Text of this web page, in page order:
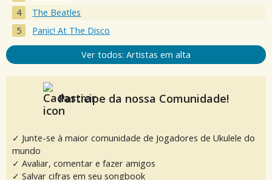
The Beatles
Panic! At The Disco
Ver todos: Artistas em alta
Participe da nossa Comunidade!
✓ Junte-se à maior comunidade de Jogadores de Ukulele do
mundo
✓ Avaliar, comentar e fazer amigos
✓ Salvar cifras em seu songbook